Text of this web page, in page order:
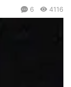
6 4116